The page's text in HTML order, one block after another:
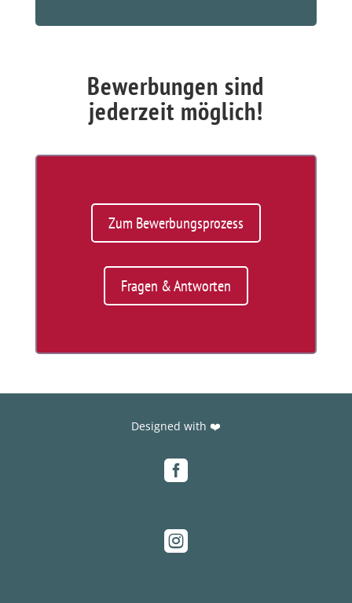
Bewerbungen sind
jederzeit möglich!
Zum Bewerbungsprozess
Fragen & Antworten
Designed with ❤️

